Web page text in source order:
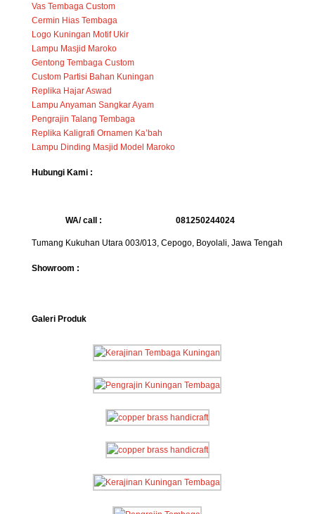
Vas Tembaga Custom
Cermin Hias Tembaga
Logo Kuningan Motif Ukir
Lampu Masjid Maroko
Gentong Tembaga Custom
Custom Partisi Bahan Kuningan
Replika Hajar Aswad
Lampu Anyaman Sangkar Ayam
Pengrajin Talang Tembaga
Replika Kaligrafi Ornamen Ka’bah
Lampu Dinding Masjid Model Maroko
Hubungi Kami :
WA/ call : 081250244024
Tumang Kukuhan Utara 003/013, Cepogo, Boyolali, Jawa Tengah
Showroom :
Galeri Produk